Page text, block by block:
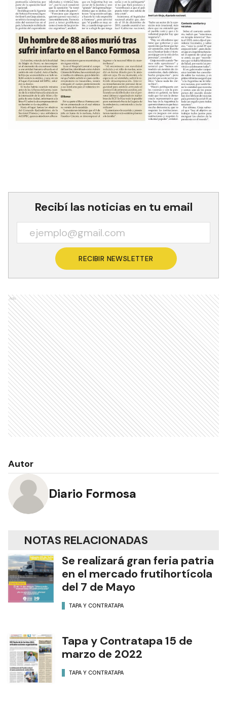
Recibí las noticias en tu email
RECIBIR NEWSLETTER
Ads
Autor
Diario Formosa
NOTAS RELACIONADAS
Se realizará gran feria patria
en el mercado frutihortícola
del 7 de Mayo
TAPA Y CONTRATAPA
Tapa y Contratapa 15 de
marzo de 2022
TAPA Y CONTRATAPA